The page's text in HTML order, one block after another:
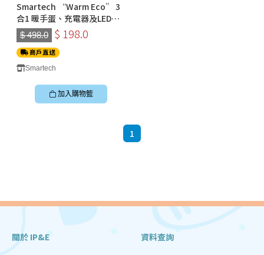
Smartech “Warm Eco” 3
合1 暖手蛋、充電器及LED燈
(SG-3999)
$ 498.0 $ 198.0
商戶直送
Smartech
加入購物籃
1
關於 IP&E 資料查詢